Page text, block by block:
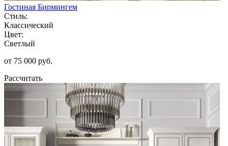
Гостиная Бирмингем
Стиль:
Классический
Цвет:
Светлый
от 75 000 руб.
Рассчитать